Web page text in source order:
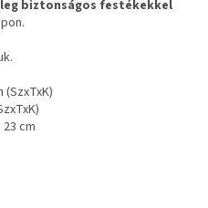
biztonságos festékekkel
(SzxTxK)
23 cm